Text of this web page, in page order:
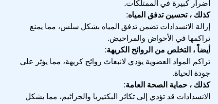
أضرار كبيرة في الممتلكات.
كذلك ، تحسين تدفق المياه:
إزالة الانسدادات تضمن تدفق المياه بشكل سلس، مما يمنع
تراكمها في الأحواض والمراحيض.
أيضاً ، التخلص من الروائح الكريهة:
تراكم المواد العضوية يؤدي لانبعاث روائح كريهة، مما يؤثر على
جودة الحياة.
كذلك ، حماية الصحة العامة:
الانسدادات قد تؤدي إلى تكاثر البكتيريا والجراثيم، مما يشكل